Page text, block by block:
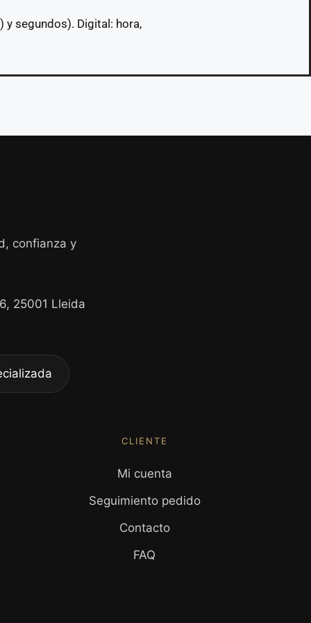
y segundos). Digital: hora,
confianza y
25001 Lleida
CLIENTE
Mi cuenta
Seguimiento pedido
Contacto
FAQ